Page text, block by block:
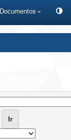
Documentos